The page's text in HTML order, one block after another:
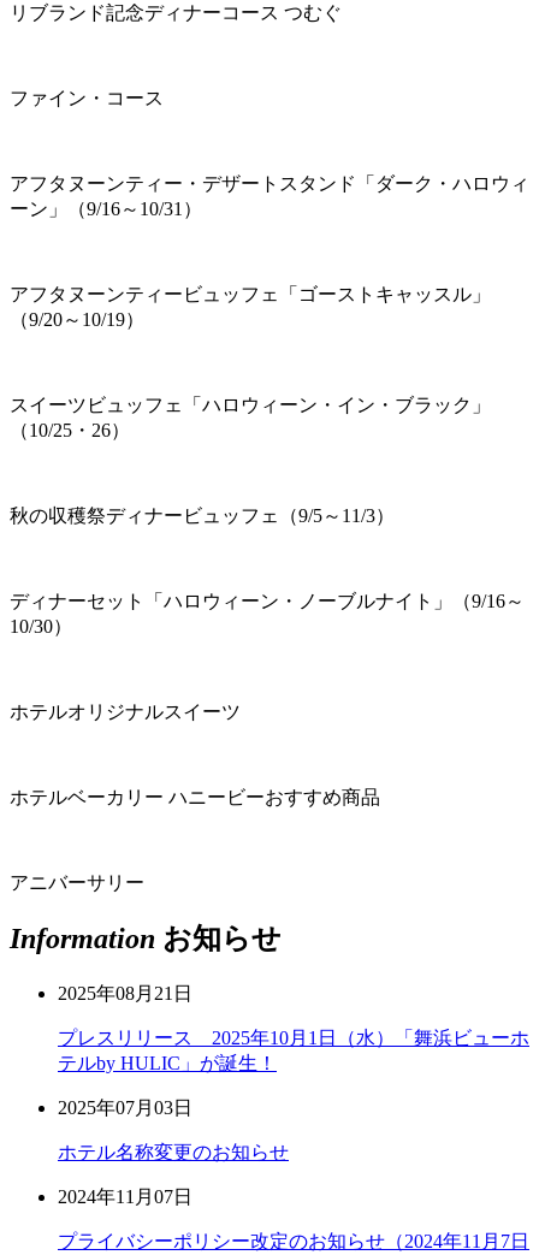
リブランド記念ディナーコース つむぐ
ファイン・コース
アフタヌーンティー・デザートスタンド「ダーク・ハロウィ
ーン」（9/16～10/31）
アフタヌーンティービュッフェ「ゴーストキャッスル」
（9/20～10/19）
スイーツビュッフェ「ハロウィーン・イン・ブラック」
（10/25・26）
秋の収穫祭ディナービュッフェ（9/5～11/3）
ディナーセット「ハロウィーン・ノーブルナイト」（9/16～
10/30）
ホテルオリジナルスイーツ
ホテルベーカリー ハニービーおすすめ商品
アニバーサリー
Information お知らせ
2025年08月21日
プレスリリース 2025年10月1日（水）「舞浜ビューホ
テルby HULIC」が誕生！
2025年07月03日
ホテル名称変更のお知らせ
2024年11月07日
プライバシーポリシー改定のお知らせ（2024年11月7日